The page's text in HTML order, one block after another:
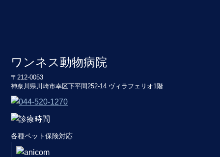
ワンネス動物病院
〒212-0053
神奈川県川崎市幸区下平間252-14 ヴィラフェリオ1階
各種ペット保険対応